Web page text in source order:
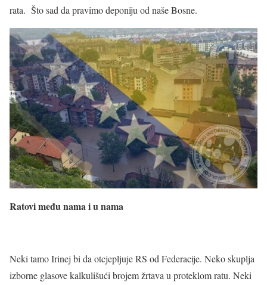
rata. Što sad da pravimo deponiju od naše Bosne.
Ratovimeđu nama i u nama
Neki tamo Irinej bi da otcjepljuje RS od Federacije. Neko skuplja
izborne glasove kalkulišući brojem žrtava u proteklom ratu. Neki